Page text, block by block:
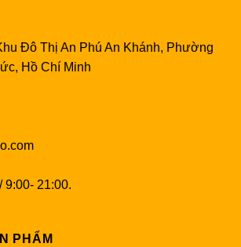
Đô Thị An Phú An Khánh, Phường
Hồ Chí Minh
9:00- 21:00.
PHẨM